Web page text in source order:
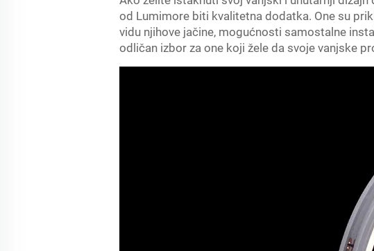
od Lumimore biti kvalitetna dodatka. One su
vidu njihove jačine, mogućnosti samostalne
odličan izbor za one koji žele da svoje vanjske